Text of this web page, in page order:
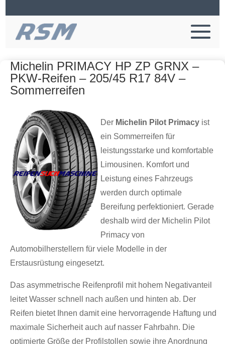
Michelin PRIMACY HP ZP GRNX –
PKW-Reifen – 205/45 R17 84V –
Sommerreifen
Der Michelin Pilot Primacy ist
ein Sommerreifen für
leistungsstarke und komfortable
Limousinen. Komfort und
Leistung eines Fahrzeugs
werden durch optimale
Bereifung perfektioniert. Gerade
deshalb wird der Michelin Pilot
Primacy von
Automobilherstellern für viele Modelle in der
Erstausrüstung eingesetzt.
Das asymmetrische Reifenprofil mit hohem Negativanteil
leitet Wasser schnell nach außen und hinten ab. Der
Reifen bietet Ihnen damit eine hervorragende Haftung und
maximale Sicherheit auch auf nasser Fahrbahn. Die
optimierte Größe der Profilstollen sowie ihre Anordnung